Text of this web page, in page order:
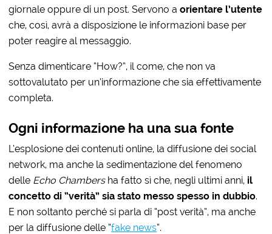
giornale oppure di un post. Servono a orientare l’utente
che, così, avrà a disposizione le informazioni base per
poter reagire al messaggio.
Senza dimenticare “How?”, il come, che non va
sottovalutato per un’informazione che sia effettivamente
completa.
Ogni informazione ha una sua fonte
L’esplosione dei contenuti online, la diffusione dei social
network, ma anche la sedimentazione del fenomeno
delle Echo Chambersha fatto sì che, negli ultimi anni, il
concetto di “verità” sia stato messo spesso in dubbio.
E non soltanto perché si parla di “post verità”, ma anche
per la diffusione delle “fake news”.